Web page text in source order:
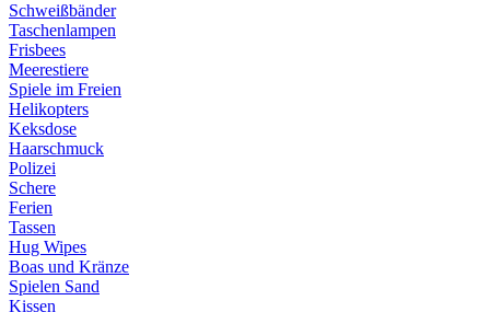
Schweißbänder
Taschenlampen
Frisbees
Meerestiere
Spiele im Freien
Helikopters
Keksdose
Haarschmuck
Polizei
Schere
Ferien
Tassen
Hug Wipes
Boas und Kränze
Spielen Sand
Kissen